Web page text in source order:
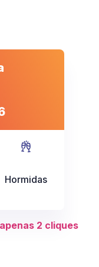
Hormidas
2 cliques